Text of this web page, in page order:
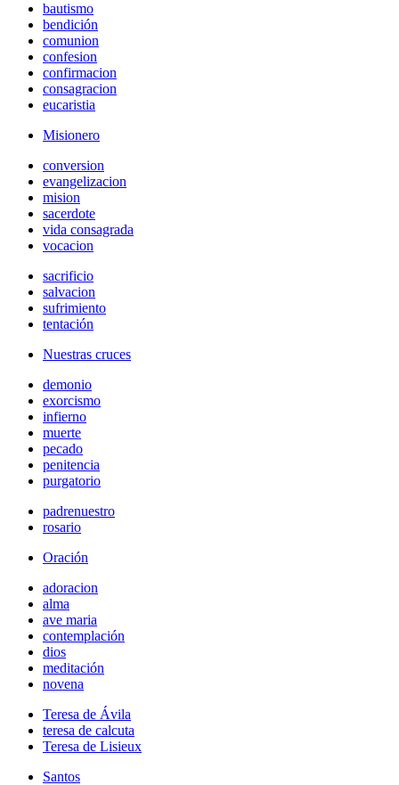
bautismo
bendición
comunion
confesion
confirmacion
consagracion
eucaristia
Misionero
conversion
evangelizacion
mision
sacerdote
vida consagrada
vocacion
sacrificio
salvacion
sufrimiento
tentación
Nuestras cruces
demonio
exorcismo
infierno
muerte
pecado
penitencia
purgatorio
padrenuestro
rosario
Oración
adoracion
alma
ave maria
contemplación
dios
meditación
novena
Teresa de Ávila
teresa de calcuta
Teresa de Lisieux
Santos